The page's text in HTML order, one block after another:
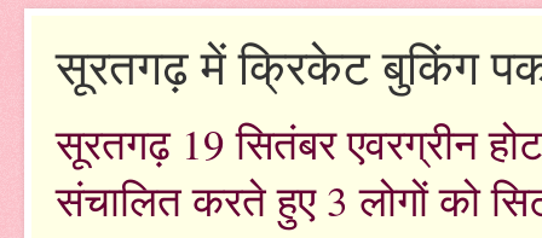
सूरतगढ़ में क्रिकेट बुकिंग
सूरतगढ़ 19 सितंबर एवरग्रीन
संचालित करते हुए 3 लोगों को